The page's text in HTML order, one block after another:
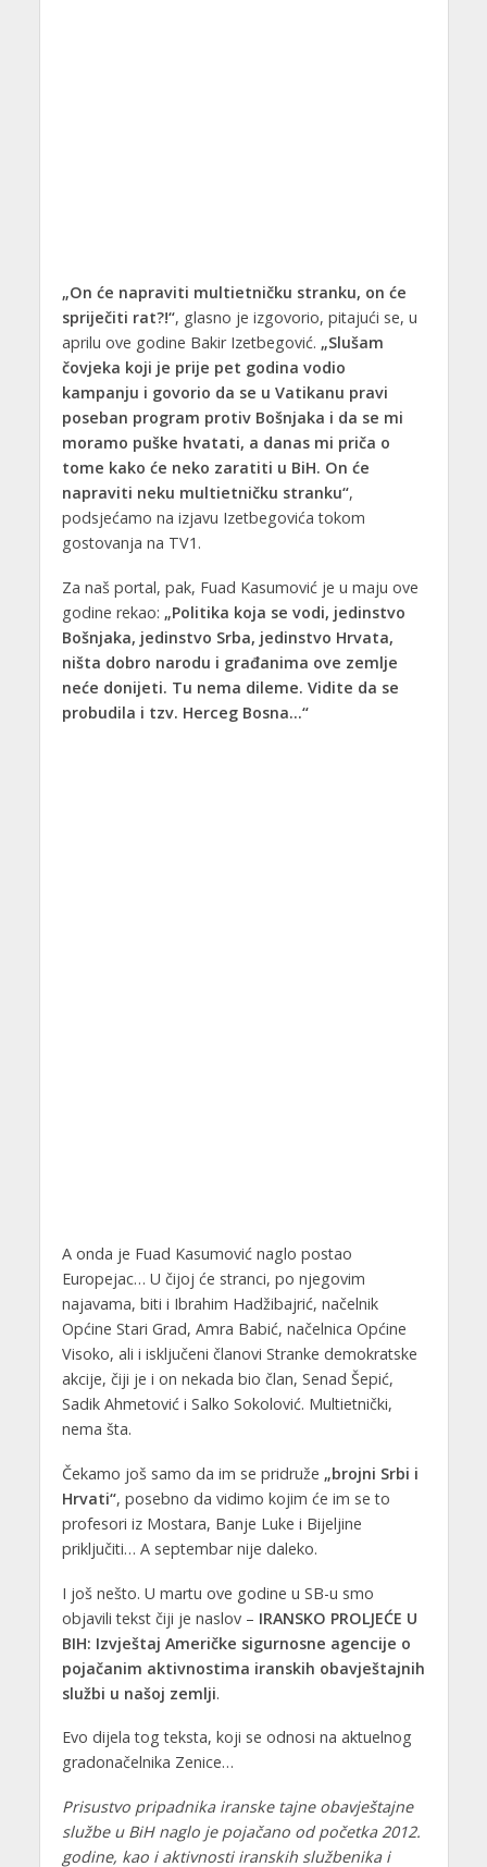
„On će napraviti multietničku stranku, on će
spriječiti rat?!“, glasno je izgovorio, pitajući se, u
aprilu ove godine Bakir Izetbegović. „Slušam
čovjeka koji je prije pet godina vodio
kampanju i govorio da se u Vatikanu pravi
poseban program protiv Bošnjaka i da se mi
moramo puške hvatati, a danas mi priča o
tome kako će neko zaratiti u BiH. On će
napraviti neku multietničku stranku“,
podsjećamo na izjavu Izetbegovića tokom
gostovanja na TV1.
Za naš portal, pak, Fuad Kasumović je u maju ove
godine rekao: „Politika koja se vodi, jedinstvo
Bošnjaka, jedinstvo Srba, jedinstvo Hrvata,
ništa dobro narodu i građanima ove zemlje
neće donijeti. Tu nema dileme. Vidite da se
probudila i tzv. Herceg Bosna…“
A onda je Fuad Kasumović naglo postao
Europejac… U čijoj će stranci, po njegovim
najavama, biti i Ibrahim Hadžibajrić, načelnik
Općine Stari Grad, Amra Babić, načelnica Općine
Visoko, ali i isključeni članovi Stranke demokratske
akcije, čiji je i on nekada bio član, Senad Šepić,
Sadik Ahmetović i Salko Sokolović. Multietnički,
nema šta.
Čekamo još samo da im se pridruže „brojni Srbi i
Hrvati“, posebno da vidimo kojim će im se to
profesori iz Mostara, Banje Luke i Bijeljine
priključiti… A septembar nije daleko.
I još nešto. U martu ove godine u SB-u smo
objavili tekst čiji je naslov – IRANSKO PROLJEĆE U
BIH: Izvještaj Američke sigurnosne agencije o
pojačanim aktivnostima iranskih obavještajnih
službi u našoj zemlji.
Evo dijela tog teksta, koji se odnosi na aktuelnog
gradonačelnika Zenice…
Prisustvo pripadnika iranske tajne obavještajne
službe u BiH naglo je pojačano od početka 2012.
godine, kao i aktivnosti iranskih službenika i